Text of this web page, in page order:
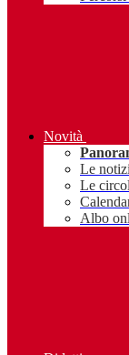
Novità
Le
Le
Albo